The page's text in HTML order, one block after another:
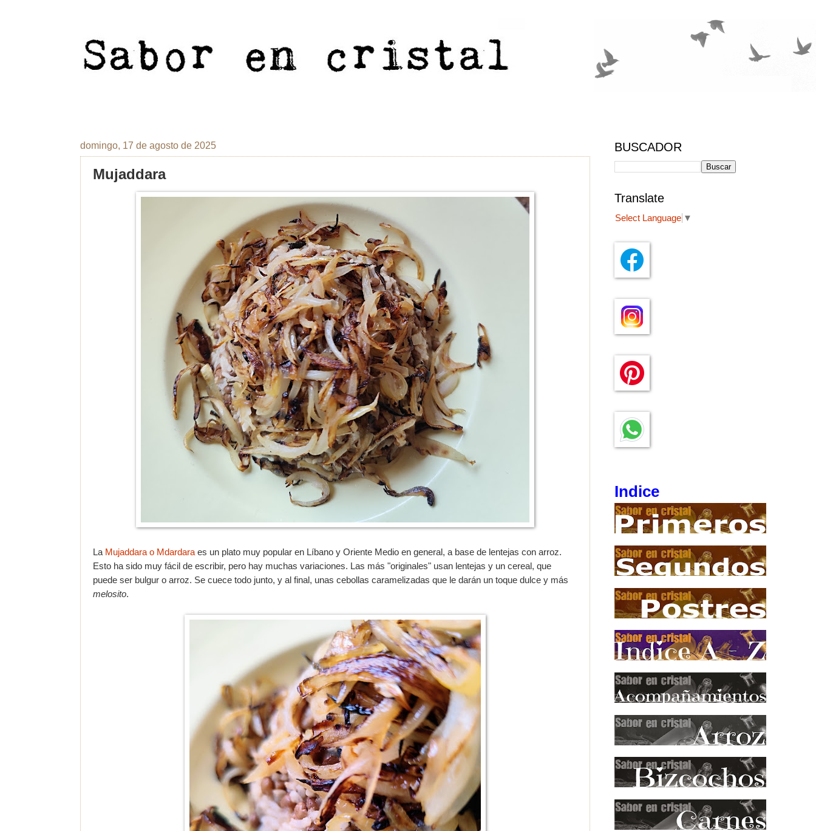
domingo, 17 de agosto de 2025
Mujaddara
La Mujaddara o Mdardara es un plato muy popular en Líbano y Oriente Medio en general, a base de lentejas con arroz.
Esto ha sido muy fácil de escribir, pero hay muchas variaciones. Las más "originales" usan lentejas y un cereal, que
puede ser bulgur o arroz. Se cuece todo junto, y al final, unas cebollas caramelizadas que le darán un toque dulce y más
melosito.
BUSCADOR
Translate
Select Language ▼
Indice